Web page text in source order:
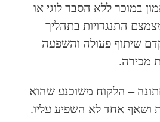
במוכר ללא הסבר לוגי או
התנגדויות בתהליך
שיתוף פעולה והשפעה
מכירה.
– הלקוח משוכנע שהוא
ושאף אחד לא השפיע עליו.